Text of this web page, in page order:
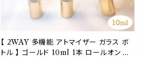
【 2WAY 多機能 アトマイザー ガラス ボ
トル 】 ゴールド 10ml 1本 ロールオン ス